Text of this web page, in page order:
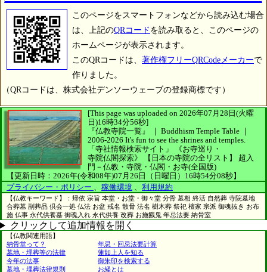
このページをスマートフォンなどから読み込む場合
は、上記のQRコード を読み取ると、このページの
ホームページが表示されます。
このQRコードは、 著作権フリーQRCodeメーカーで
作りました。
（QRコードは、株式会社デンソーウェーブの登録商標です）
[This page was uploaded on 2026年07月28日(火曜
日)16時34分56秒]
『仏教寺院一覧』 ｜ Buddhism Temple Table ｜
2006-2026 It's fun to see the shrines and temples.
「寺社情報検索サイト」
《お寺巡り・
寺院仏閣探索》
【日本の寺院の全リスト】
超入
門－仏教・寺院・仏閣・お寺(全国版)
【更新日時：2026年(令和08年)07月26日（日曜日）16時54分08秒】
プライバシー・ポリシー 、 稼働環境 、 利用規約
【仏教キーワード】：帰依 宗旨 本堂・お堂・御々堂 分骨 墓相 終活 自然葬 寺院墓地
合葬墓 副葬品 倶会一処 仏法 お盆 戒名 散骨 法名 樹木葬 祭祀 檀家 宗派 御魂抜き お布
施 仏事 永代供養墓 御魂入れ 永代供養 改葬 お施餓鬼 年忌法要 納骨室
クリックして追加情報を開く
【仏教関連用語】
納骨堂って？
年忌・回忌法要計算
墓地・埋葬等の法律
蓮如上人を知る
今年の法事
御朱印を検索する
墓地・埋葬法律規則
お経とは